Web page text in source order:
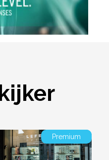
Premium